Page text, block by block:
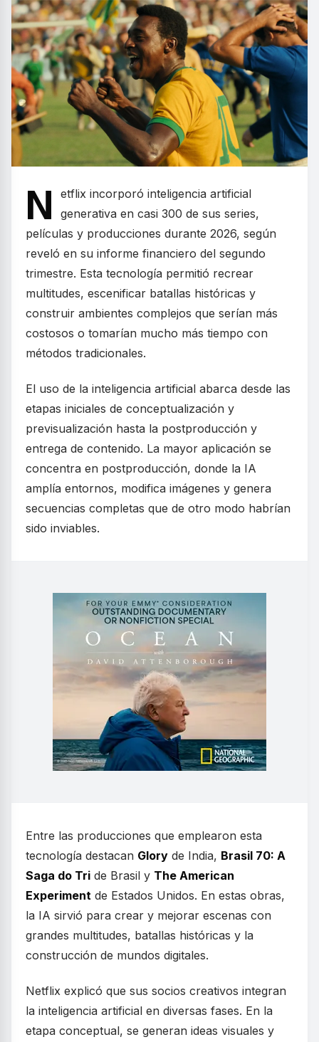
N
etflix incorporó inteligencia artificial
generativa en casi 300 de sus series,
películas y producciones durante 2026, según
reveló en su informe financiero del segundo
trimestre. Esta tecnología permitió recrear
multitudes, escenificar batallas históricas y
construir ambientes complejos que serían más
costosos o tomarían mucho más tiempo con
métodos tradicionales.
El uso de la inteligencia artificial abarca desde las
etapas iniciales de conceptualización y
previsualización hasta la postproducción y
entrega de contenido. La mayor aplicación se
concentra en postproducción, donde la IA
amplía entornos, modifica imágenes y genera
secuencias completas que de otro modo habrían
sido inviables.
Entre las producciones que emplearon esta
tecnología destacan Glory de India, Brasil 70: A
Saga do Tri de Brasil y The American
Experiment de Estados Unidos. En estas obras,
la IA sirvió para crear y mejorar escenas con
grandes multitudes, batallas históricas y la
construcción de mundos digitales.
Netflix explicó que sus socios creativos integran
la inteligencia artificial en diversas fases. En la
etapa conceptual, se generan ideas visuales y